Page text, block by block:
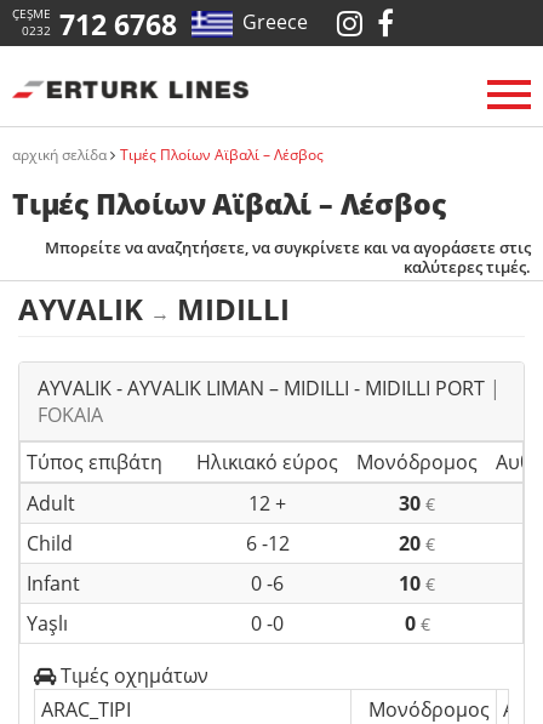
ÇEŞME
0232 712 6768 Greece
αρχική σελίδα Τιμές Πλοίων Αϊβαλί – Λέσβος
Τιμές Πλοίων Αϊβαλί – Λέσβος
Μπορείτε να αναζητήσετε, να συγκρίνετε και να αγοράσετε στις
καλύτερες τιμές.
AYVALIK → MIDILLI
AYVALIK - AYVALIK LIMAN – MIDILLI - MIDILLI PORT |
FOKAIA
Τύπος επιβάτη
Ηλικιακό εύρος Μονόδρομος
Adult
12 + 30 €
Child 6 -12 20 €
Infant 0 -6 10 €
Yaşlı 0 -0 0 €
Τιμές οχημάτων
ARAC_TIPI
Μονόδρομος